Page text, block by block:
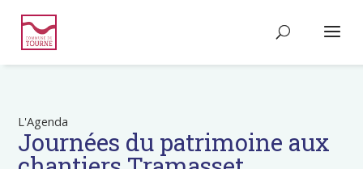
L'Agenda
Journées du patrimoine aux